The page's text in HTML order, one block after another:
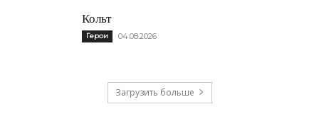
Кольт
Герои 04.08.2026
Загрузить больше